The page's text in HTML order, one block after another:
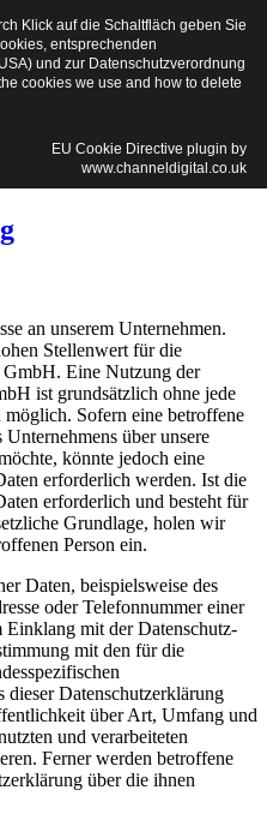
an unserem Unternehmen.
Stellenwert für die
Eine Nutzung der
ist grundsätzlich ohne jede
Sofern eine betroffene
Unternehmens über unsere
könnte jedoch eine
erforderlich werden. Ist die
erforderlich und besteht für
Grundlage, holen wir
Person ein.
Daten, beispielsweise des
oder Telefonnummer einer
Einklang mit der Datenschutz-
mit den für die
dieser Datenschutzerklärung
über Art, Umfang und
und verarbeiteten
Ferner werden betroffene
über die ihnen
Klick auf die Schaltfläch geben Sie
entsprechenden
und zur Datenschutzverordnung
cookies we use and how to delete